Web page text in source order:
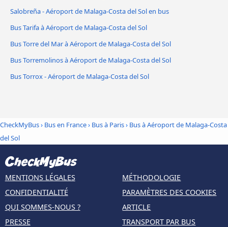
Salobreña - Aéroport de Malaga-Costa del Sol en bus
Bus Tarifa à Aéroport de Malaga-Costa del Sol
Bus Torre del Mar à Aéroport de Malaga-Costa del Sol
Bus Torremolinos à Aéroport de Malaga-Costa del Sol
Bus Torrox - Aéroport de Malaga-Costa del Sol
CheckMyBus› Bus en France› Bus à Paris› Bus à Aéroport de Malaga-Costa
del Sol
MENTIONS LÉGALES
CONFIDENTIALITÉ
QUI SOMMES-NOUS ?
PRESSE
MÉTHODOLOGIE
PARAMÈTRES DES COOKIES
ARTICLE
TRANSPORT PAR BUS